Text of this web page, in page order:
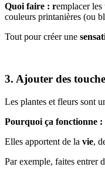
Quoi faire : remplacer
couleurs printanières (ou
Tout pour créer une
3. Ajouter des
Les plantes et fleurs sont
Pourquoi ça fonctionne :
Elles apportent de la vie,
Par exemple, faites entrer